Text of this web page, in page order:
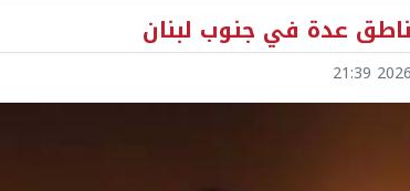
عدة في جنوب لبنان
2026-